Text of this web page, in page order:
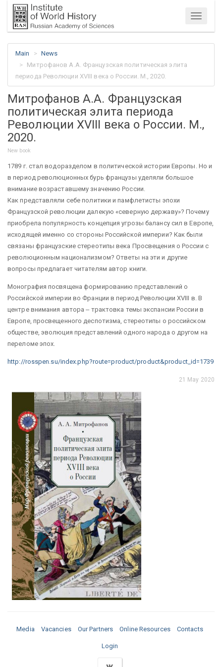
Menu
Main
News
Митрофанов А.А. Французская политическая элита
периода Революции XVIII века о России. М., 2020.
Митрофанов А.А. Французская
политическая элита периода
Революции XVIII века о России. М.,
2020.
New book
1789 г. стал водоразделом в политической истории Европы. Но и
в период революционных бурь французы уделяли большое
внимание возраставшему значению России.
Как представляли себе политики и памфлетисты эпохи
Французской революции далекую «северную державу»? Почему
приобрела популярность концепция угрозы балансу сил в Европе,
исходящей именно со стороны Российской империи? Как были
связаны французские стереотипы века Просвещения о России с
революционным национализмом? Ответы на эти и другие
вопросы предлагает читателям автор книги.
Монография посвящена формированию представлений о
Российской империи во Франции в период Революции XVIII в. В
центре внимания автора ‒ трактовка темы экспансии России в
Европе, просвещенного деспотизма, стереотипы о российском
обществе, эволюция представлений одного народа о другом на
переломе эпох.
http://rosspen.su/index.php?route=product/product&product_id=1739
21 May 2020
Media Vacancies Our Partners Online Resources Contacts
Login